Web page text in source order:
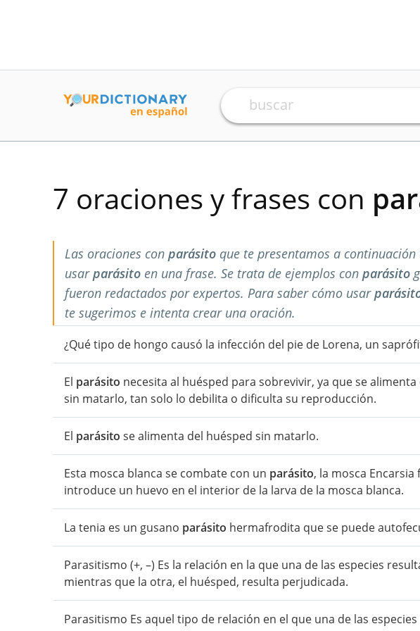
7 oraciones y frases con
Las oraciones con parásito que te presentamos a
usarparásito en una frase. Se trata de ejemplos con parásito
fueron redactados por expertos. Para saber cómo usar
te sugerimos e intenta crear una oración.
¿Qué tipo de hongo causó la infección del pie de Lorena, un
El parásito necesita al huésped para sobrevivir, ya que se
sin matarlo, tan solo lo debilita o dificulta su reproducción.
El parásito se alimenta del huésped sin matarlo.
Esta mosca blanca se combate con un parásito, la mosca
introduce un huevo en el interior de la larva de la mosca blanca.
La tenia es un gusano parásito hermafrodita que se puede
Parasitismo (+, –) Es la relación en la que una de las especies
mientras que la otra, el huésped, resulta perjudicada.
Parasitismo Es aquel tipo de relación en el que una de las